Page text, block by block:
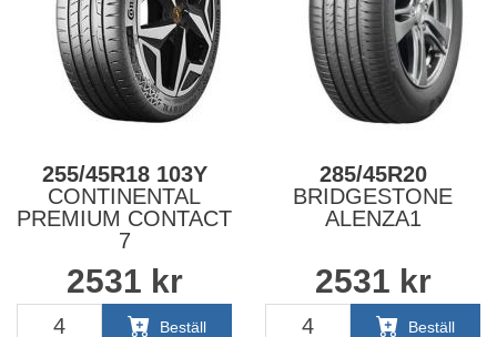
255/45R18 103Y
CONTINENTAL
PREMIUM CONTACT
7
TILLV. ÅR: 2026
2531 kr
Beställ
285/45R20
BRIDGESTONE
ALENZA1
2531 kr
Beställ